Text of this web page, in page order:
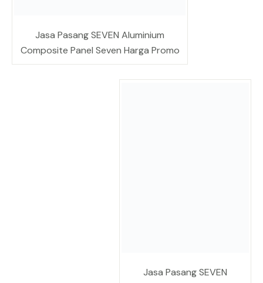
Jasa Pasang SEVEN Aluminium
Composite Panel Seven Harga Promo
Jasa Pasang SEVEN